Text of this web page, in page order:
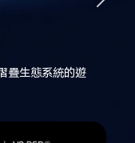
疊生態系統的遊